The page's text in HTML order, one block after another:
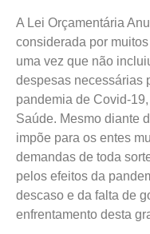
A Lei Orçamentária
considerada por
uma vez que não
despesas necessárias
pandemia de Covid-
Saúde. Mesmo diante
impõe para os entes
demandas de toda
pelos efeitos da
descaso e da falta de
enfrentamento desta